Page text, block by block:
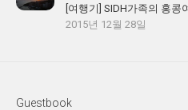
[여행기] SIDH가족의 홍
2015년 12월 28일
Guestbook